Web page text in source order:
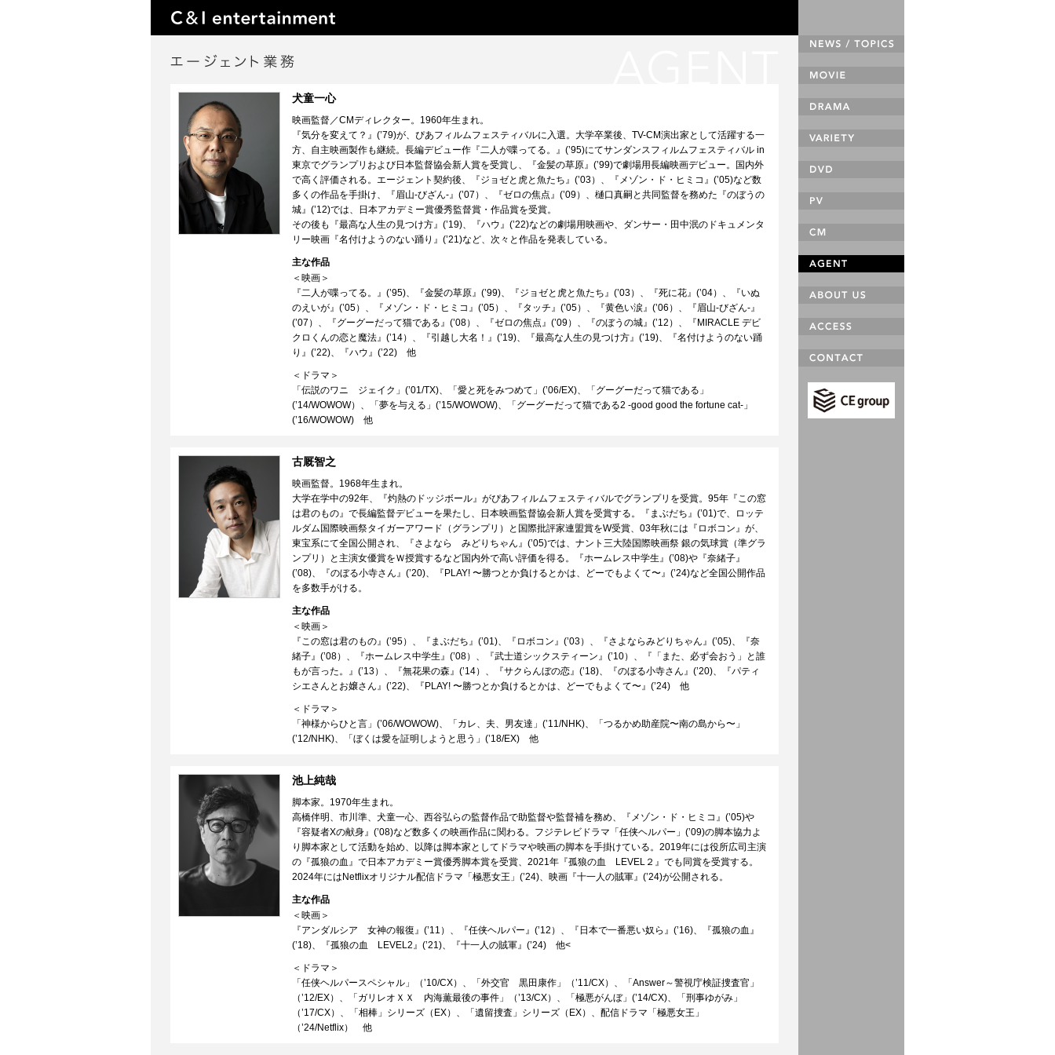
犬童一心
映画監督／CMディレクター。1960年生まれ。
『気分を変えて？』(’79)が、ぴあフィルムフェスティバルに入選。大学卒業後、TV-CM演出家として活躍する一
方、自主映画製作も継続。長編デビュー作『二人が喋ってる。』(’95)にてサンダンスフィルムフェスティバル in
東京でグランプリおよび日本監督協会新人賞を受賞し、『金髪の草原』(’99)で劇場用長編映画デビュー。国内外
で高く評価される。エージェント契約後、『ジョゼと虎と魚たち』(’03）、『メゾン・ド・ヒミコ』(’05)など数
多くの作品を手掛け、『眉山‐びざん‐』(’07）、『ゼロの焦点』(’09）、樋口真嗣と共同監督を務めた『のぼうの
城』(’12)では、日本アカデミー賞優秀監督賞・作品賞を受賞。
その後も『最高な人生の見つけ方』(’19)、『ハウ』(’22)などの劇場用映画や、ダンサー・田中泯のドキュメンタ
リー映画『名付けようのない踊り』(’21)など、次々と作品を発表している。
主な作品
＜映画＞
『二人が喋ってる。』(’95)、『金髪の草原』(’99)、『ジョゼと虎と魚たち』(’03）、『死に花』(’04）、『いぬ
のえいが』(’05）、『メゾン・ド・ヒミコ』(’05）、『タッチ』(’05）、『黄色い涙』(’06）、『眉山‐びざん‐』
(’07）、『グーグーだって猫である』(’08）、『ゼロの焦点』(’09）、『のぼうの城』(’12）、『MIRACLE デビ
クロくんの恋と魔法』(’14）、『引越し大名！』(’19)、『最高な人生の見つけ方』(’19)、『名付けようのない踊
り』(’22)、『ハウ』(’22) 他
＜ドラマ＞
「伝説のワニ ジェイク」(’01/TX)、「愛と死をみつめて」(’06/EX)、「グーグーだって猫である」
(’14/WOWOW）、「夢を与える」(’15/WOWOW)、「グーグーだって猫である2 -good good the fortune cat-」
(’16/WOWOW) 他
古厩智之
映画監督。1968年生まれ。
大学在学中の92年、『灼熱のドッジボール』がぴあフィルムフェスティバルでグランプリを受賞。95年『この窓
は君のもの』で長編監督デビューを果たし、日本映画監督協会新人賞を受賞する。『まぶだち』(’01)で、ロッテ
ルダム国際映画祭タイガーアワード（グランプリ）と国際批評家連盟賞をW受賞、03年秋には『ロボコン』が、
東宝系にて全国公開され、『さよなら みどりちゃん』(’05)では、ナント三大陸国際映画祭 銀の気球賞（準グラ
ンプリ）と主演女優賞をＷ授賞するなど国内外で高い評価を得る。『ホームレス中学生』(’08)や『奈緒子』
(’08)、『のぼる小寺さん』(’20)、『PLAY! 〜勝つとか負けるとかは、どーでもよくて〜』(’24)など全国公開作品
を多数手がける。
主な作品
＜映画＞
『この窓は君のもの』(’95）、『まぶだち』(’01)、『ロボコン』(’03）、『さよならみどりちゃん』(’05)、『奈
緒子』(’08）、『ホームレス中学生』(’08）、『武士道シックスティーン』(’10）、『「また、必ず会おう」と誰
もが言った。』(’13）、『無花果の森』(’14）、『サクらんぼの恋』(’18)、『のぼる小寺さん』(’20)、『パティ
シエさんとお嬢さん』(’22)、『PLAY! 〜勝つとか負けるとかは、どーでもよくて〜』(’24) 他
＜ドラマ＞
「神様からひと言」(’06/WOWOW)、「カレ、夫、男友達」(’11/NHK)、「つるかめ助産院〜南の島から〜」
(’12/NHK)、「ぼくは愛を証明しようと思う」(’18/EX) 他
池上純哉
脚本家。1970年生まれ。
高橋伴明、市川準、犬童一心、西谷弘らの監督作品で助監督や監督補を務め、『メゾン・ド・ヒミコ』(’05)や
『容疑者Xの献身』(’08)など数多くの映画作品に関わる。フジテレビドラマ「任侠ヘルパー」(’09)の脚本協力よ
り脚本家として活動を始め、以降は脚本家としてドラマや映画の脚本を手掛けている。2019年には役所広司主演
の『孤狼の血』で日本アカデミー賞優秀脚本賞を受賞、2021年『孤狼の血 LEVEL２』でも同賞を受賞する。
2024年にはNetflixオリジナル配信ドラマ「極悪女王」(’24)、映画『十一人の賊軍』(’24)が公開される。
主な作品
＜映画＞
『アンダルシア 女神の報復』(’11）、『任侠ヘルパー』(’12）、『日本で一番悪い奴ら』(’16)、『孤狼の血』
(’18)、『孤狼の血 LEVEL2』(’21)、『十一人の賊軍』(’24) 他<
＜ドラマ＞
「任侠ヘルパースペシャル」（’10/CX）、「外交官 黒田康作」（’11/CX）、「Answer～警視庁検証捜査官」
（’12/EX）、「ガリレオＸＸ 内海薫最後の事件」（’13/CX）、「極悪がんぼ」(’14/CX)、「刑事ゆがみ」
（’17/CX）、「相棒」シリーズ（EX）、「遺留捜査」シリーズ（EX）、配信ドラマ「極悪女王」
（’24/Netflix） 他